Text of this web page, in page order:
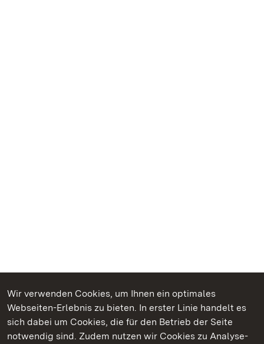
Wir verwenden Cookies, um Ihnen ein optimales
Webseiten-Erlebnis zu bieten. In erster Linie handelt es
sich dabei um Cookies, die für den Betrieb der Seite
notwendig sind. Zudem nutzen wir Cookies zu Analyse-
Kommen. Staunen. Genießen.